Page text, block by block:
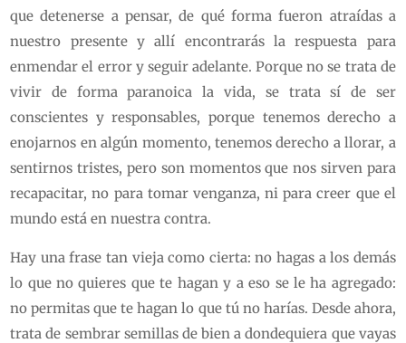
que detenerse a pensar, de qué forma fueron atraídas a
nuestro presente y allí encontrarás la respuesta para
enmendar el error y seguir adelante. Porque no se trata de
vivir de forma paranoica la vida, se trata sí de ser
conscientes y responsables, porque tenemos derecho a
enojarnos en algún momento, tenemos derecho a llorar, a
sentirnos tristes, pero son momentos que nos sirven para
recapacitar, no para tomar venganza, ni para creer que el
mundo está en nuestra contra.
Hay una frase tan vieja como cierta: no hagas a los demás
lo que no quieres que te hagan y a eso se le ha agregado:
no permitas que te hagan lo que tú no harías. Desde ahora,
trata de sembrar semillas de bien a dondequiera que vayas